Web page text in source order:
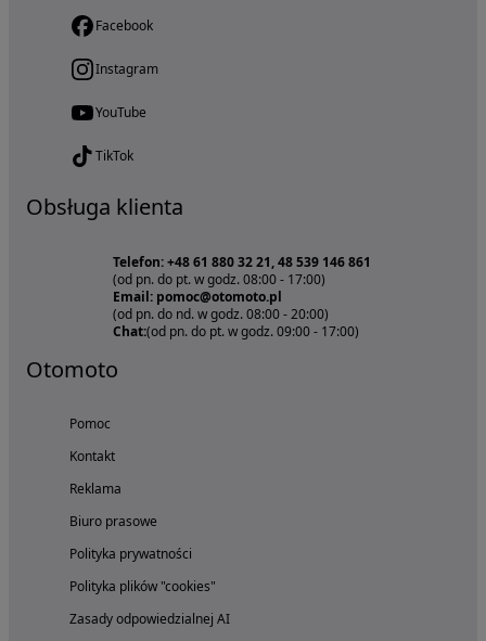
Facebook
Instagram
YouTube
TikTok
Obsługa klienta
Telefon: +48 61 880 32 21, 48 539 146 861
(od pn. do pt. w godz. 08:00 - 17:00)
Email: pomoc@otomoto.pl
(od pn. do nd. w godz. 08:00 - 20:00)
Chat:(od pn. do pt. w godz. 09:00 - 17:00)
Otomoto
Pomoc
Kontakt
Reklama
Biuro prasowe
Polityka prywatności
Polityka plików "cookies"
Zasady odpowiedzialnej AI